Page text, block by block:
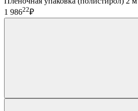
1 98622₽